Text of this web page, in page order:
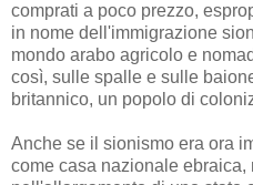
comprati a poco prezzo,
in nome dell'immigrazione
mondo arabo agricolo e
così, sulle spalle e sulle
britannico, un popolo di
Anche se il sionismo era ora
come casa nazionale ebraica,